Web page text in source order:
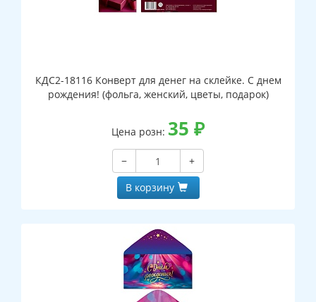
КДС2-18116 Конверт для денег на склейке. С днем
рождения! (фольга, женский, цветы, подарок)
Цена розн: 35 ₽
−
+
В корзину